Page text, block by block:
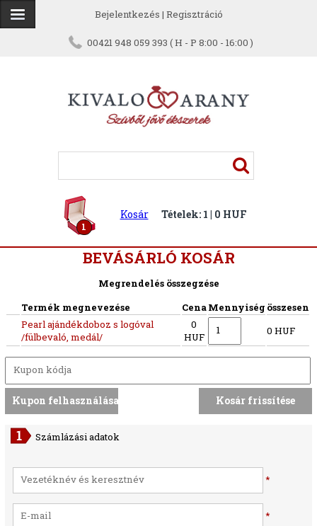
Bejelentkezés | Regisztráció
00421 948 059 393 ( H - P 8:00 - 16:00 )
1
Kosár Tételek: 1 | 0 HUF
BEVÁSÁRLÓ KOSÁR
Megrendelés összegzése
Termék megnevezése
CenaMennyiség összesen
Pearl ajándékdoboz s logóval
/fülbevaló, medál/
0
HUF
0 HUF
Számlázási adatok
*
*